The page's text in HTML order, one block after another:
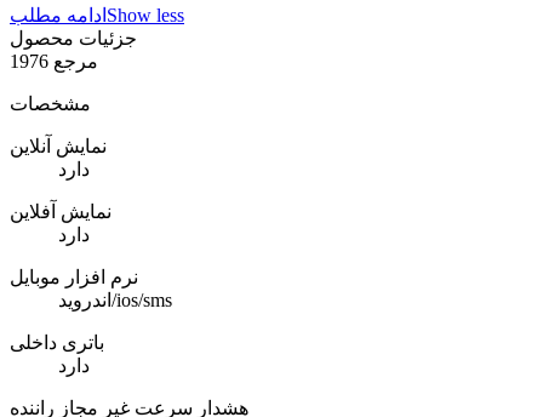
ادامه مطلب Show less
جزئیات محصول
مرجع 1976
مشخصات
نمایش آنلاین
دارد
نمایش آفلاین
دارد
نرم افزار موبایل
اندروید/ios/sms
باتری داخلی
دارد
هشدار سرعت غیر مجاز راننده